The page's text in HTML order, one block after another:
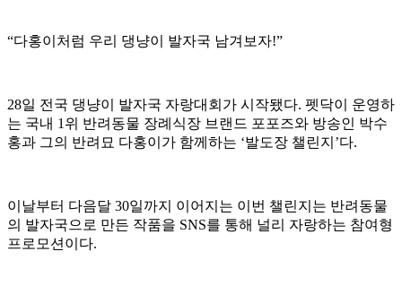
“다홍이처럼 우리 댕냥이 발자국 남겨보자!”
28일 전국 댕냥이 발자국 자랑대회가 시작됐다. 펫닥이 운영하
는 국내 1위 반려동물 장례식장 브랜드 포포즈와 방송인 박수
홍과 그의 반려묘 다홍이가 함께하는 ‘발도장 챌린지’다.
이날부터 다음달 30일까지 이어지는 이번 챌린지는 반려동물
의 발자국으로 만든 작품을 SNS를 통해 널리 자랑하는 참여형
프로모션이다.